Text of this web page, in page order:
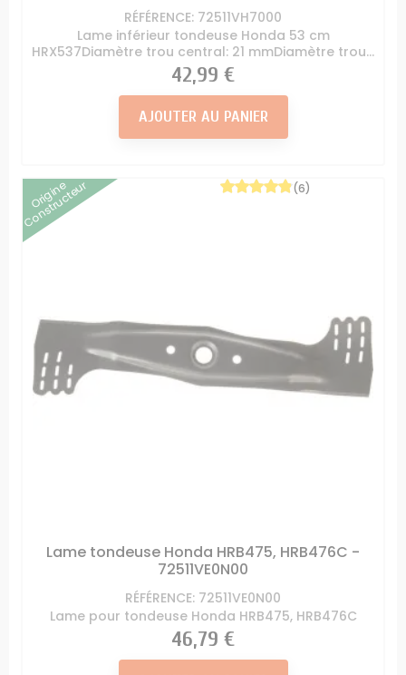
RÉFÉRENCE: 72511VH7000
Lame inférieur tondeuse Honda 53 cm
HRX537Diamètre trou central: 21 mmDiamètre trou...
Prix
42,99 €
AJOUTER AU PANIER
Origine
Constructeur
Lame tondeuse Honda HRB475, HRB476C -
72511VE0N00
RÉFÉRENCE: 72511VE0N00
Lame pour tondeuse Honda HRB475, HRB476C
(6)
Prix
46,79 €